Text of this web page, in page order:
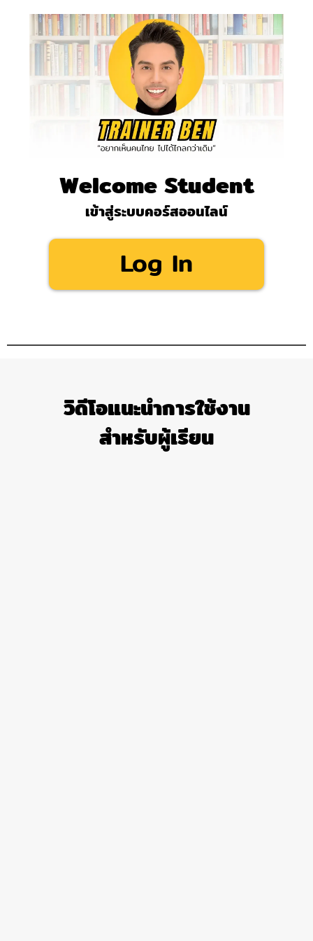
Welcome Student
เข้าสู่ระบบคอร์สออนไลน์
Log In
วิดีโอแนะนำการใช้งาน
สำหรับผู้เรียน